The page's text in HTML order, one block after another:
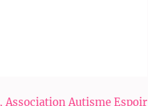
Association Autisme Espoir